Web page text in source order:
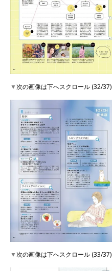
▼次の画像は下へスクロール (32/37)
▼次の画像は下へスクロール (33/37)